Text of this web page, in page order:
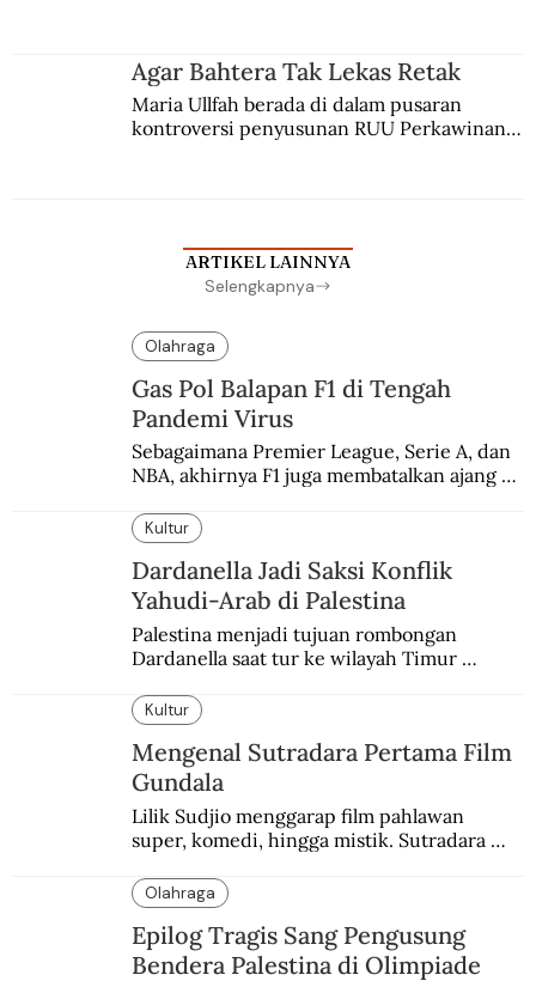
Agar Bahtera Tak Lekas Retak
Maria Ullfah berada di dalam pusaran
kontroversi penyusunan RUU Perkawinan.
ARTIKEL LAINNYA
Selengkapnya
Olahraga
Gas Pol Balapan F1 di Tengah
Pandemi Virus
Sebagaimana Premier League, Serie A, dan
NBA, akhirnya F1 juga membatalkan ajang
enam dekade lampau.
Kultur
Dardanella Jadi Saksi Konflik
Yahudi-Arab di Palestina
Palestina menjadi tujuan rombongan
Dardanella saat tur ke wilayah Timur
ketegangan antara orang Yahudi dan
penduduk Arab.
Kultur
Mengenal Sutradara Pertama Film
Gundala
Lilik Sudjio menggarap film pahlawan
super, komedi, hingga mistik. Sutradara
Olahraga
Epilog Tragis Sang Pengusung
Bendera Palestina di Olimpiade